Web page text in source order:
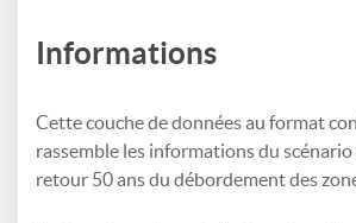
Informations
Cette couche de données au format
rassemble les informations du
retour 50 ans du débordement des